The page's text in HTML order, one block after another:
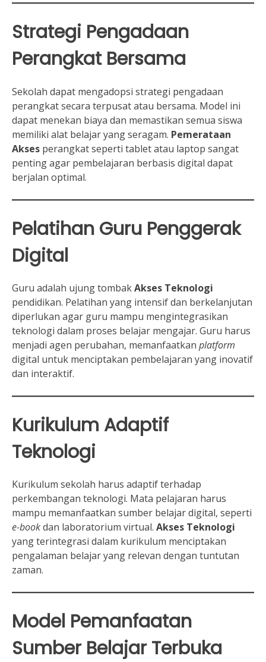
Strategi Pengadaan
Perangkat Bersama
Sekolah dapat mengadopsi strategi pengadaan
perangkat secara terpusat atau bersama. Model ini
dapat menekan biaya dan memastikan semua siswa
memiliki alat belajar yang seragam. Pemerataan
Akses perangkat seperti tablet atau laptop sangat
penting agar pembelajaran berbasis digital dapat
berjalan optimal.
Pelatihan Guru Penggerak
Digital
Guru adalah ujung tombakAkses Teknologi
pendidikan. Pelatihan yang intensif dan berkelanjutan
diperlukan agar guru mampu mengintegrasikan
teknologi dalam proses belajar mengajar. Guru harus
menjadi agen perubahan, memanfaatkan platform
digital untuk menciptakan pembelajaran yang inovatif
dan interaktif.
Kurikulum Adaptif
Teknologi
Kurikulum sekolah harus adaptif terhadap
perkembangan teknologi. Mata pelajaran harus
mampu memanfaatkan sumber belajar digital, seperti
e-bookdan laboratorium virtual. Akses Teknologi
yang terintegrasi dalam kurikulum menciptakan
pengalaman belajar yang relevan dengan tuntutan
zaman.
Model Pemanfaatan
Sumber Belajar Terbuka